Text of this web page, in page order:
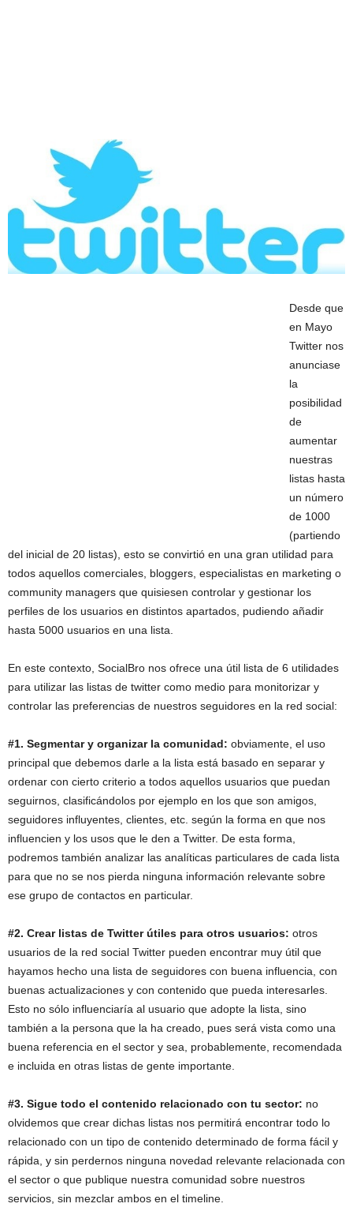
Desde que
en Mayo
Twitter nos
anunciase
la
posibilidad
de
aumentar
nuestras
listas hasta
un número
de 1000
(partiendo
del inicial de 20 listas), esto se convirtió en una gran utilidad para
todos aquellos comerciales, bloggers, especialistas en marketing o
community managers que quisiesen controlar y gestionar los
perfiles de los usuarios en distintos apartados, pudiendo añadir
hasta 5000 usuarios en una lista.
En este contexto, SocialBro nos ofrece una útil lista de 6 utilidades
para utilizar las listas de twitter como medio para monitorizar y
controlar las preferencias de nuestros seguidores en la red social:
#1. Segmentar y organizar la comunidad: obviamente, el uso
principal que debemos darle a la lista está basado en separar y
ordenar con cierto criterio a todos aquellos usuarios que puedan
seguirnos, clasificándolos por ejemplo en los que son amigos,
seguidores influyentes, clientes, etc. según la forma en que nos
influencien y los usos que le den a Twitter. De esta forma,
podremos también analizar las analíticas particulares de cada lista
para que no se nos pierda ninguna información relevante sobre
ese grupo de contactos en particular.
#2. Crear listas de Twitter útiles para otros usuarios: otros
usuarios de la red social Twitter pueden encontrar muy útil que
hayamos hecho una lista de seguidores con buena influencia, con
buenas actualizaciones y con contenido que pueda interesarles.
Esto no sólo influenciaría al usuario que adopte la lista, sino
también a la persona que la ha creado, pues será vista como una
buena referencia en el sector y sea, probablemente, recomendada
e incluida en otras listas de gente importante.
#3. Sigue todo el contenido relacionado con tu sector: no
olvidemos que crear dichas listas nos permitirá encontrar todo lo
relacionado con un tipo de contenido determinado de forma fácil y
rápida, y sin perdernos ninguna novedad relevante relacionada con
el sector o que publique nuestra comunidad sobre nuestros
servicios, sin mezclar ambos en el timeline.